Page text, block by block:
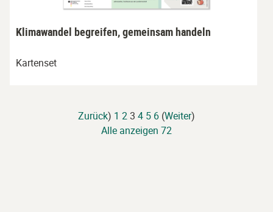
Klimawandel begreifen, gemeinsam handeln
Kartenset
Zurück) 1 23 4 5 6 (Weiter)
Alle anzeigen 72